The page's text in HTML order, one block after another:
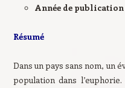
Année de publication
Résumé
Dans un pays sans nom, un
population dans